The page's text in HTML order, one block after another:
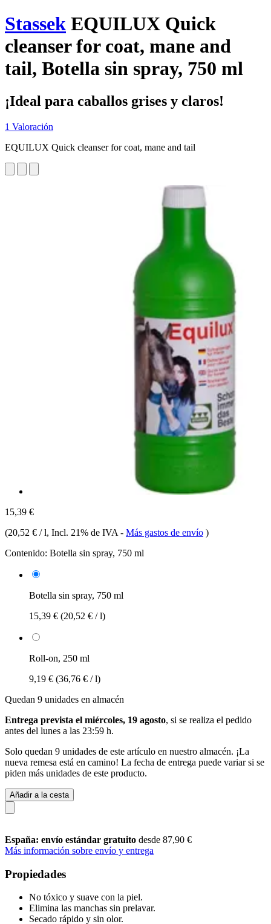
Stassek EQUILUX Quick
cleanser for coat, mane and
tail, Botella sin spray, 750 ml
¡Ideal para caballos grises y claros!
1 Valoración
EQUILUX Quick cleanser for coat, mane and tail
15,39 €
(20,52 € / l, Incl. 21% de IVA - Más gastos de envío )
Contenido: Botella sin spray, 750 ml
Botella sin spray, 750 ml
15,39 € (20,52 € / l)
Roll-on, 250 ml
9,19 € (36,76 € / l)
Quedan 9 unidades en almacén
Entrega prevista el miércoles, 19 agosto, si se realiza el pedido
antes del lunes a las 23:59 h.
Solo quedan 9 unidades de este artículo en nuestro almacén. ¡La
nueva remesa está en camino! La fecha de entrega puede variar si se
piden más unidades de este producto.
Añadir a la cesta
España: envío estándar gratuito desde 87,90 €
Más información sobre envío y entrega
Propiedades
No tóxico y suave con la piel.
Elimina las manchas sin prelavar.
Secado rápido y sin olor.